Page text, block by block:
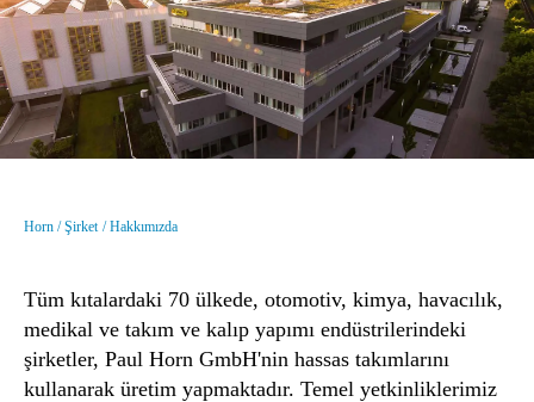
Horn Şirket Hakkımızda
Tüm kıtalardaki 70 ülkede, otomotiv, kimya, havacılık,
medikal ve takım ve kalıp yapımı endüstrilerindeki
şirketler, Paul Horn GmbH'nin hassas takımlarını
kullanarak üretim yapmaktadır. Temel yetkinliklerimiz